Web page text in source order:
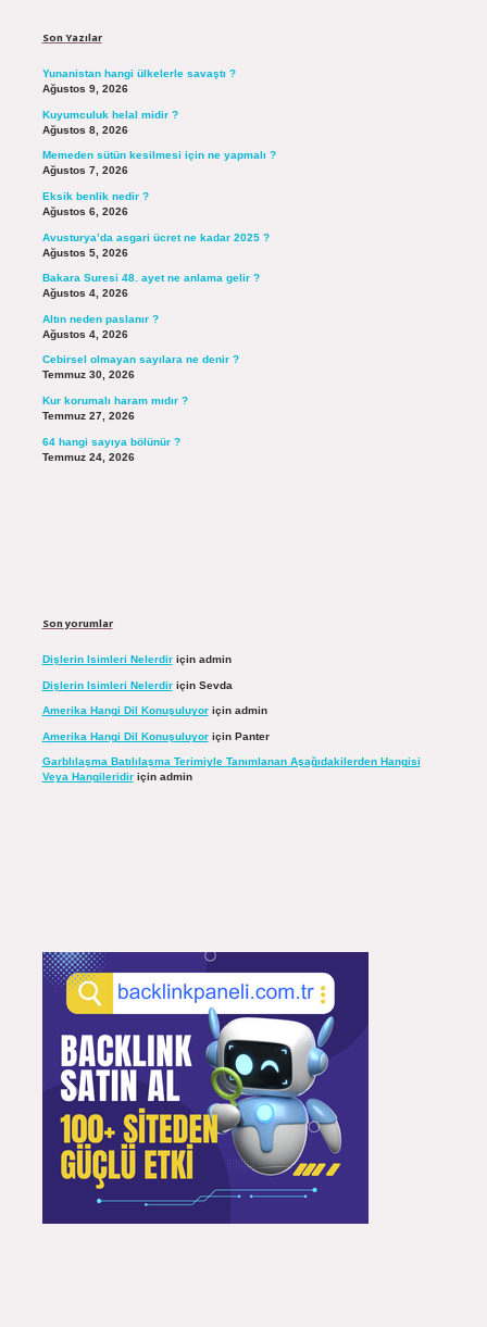
Son Yazılar
Yunanistan hangi ülkelerle savaştı ?
Ağustos 9, 2026
Kuyumculuk helal midir ?
Ağustos 8, 2026
Memeden sütün kesilmesi için ne yapmalı ?
Ağustos 7, 2026
Eksik benlik nedir ?
Ağustos 6, 2026
Avusturya’da asgari ücret ne kadar 2025 ?
Ağustos 5, 2026
Bakara Suresi 48. ayet ne anlama gelir ?
Ağustos 4, 2026
Altın neden paslanır ?
Ağustos 4, 2026
Cebirsel olmayan sayılara ne denir ?
Temmuz 30, 2026
Kur korumalı haram mıdır ?
Temmuz 27, 2026
64 hangi sayıya bölünür ?
Temmuz 24, 2026
Son yorumlar
Dişlerin Isimleri Nelerdiriçin admin
Dişlerin Isimleri Nelerdiriçin Sevda
Amerika Hangi Dil Konuşuluyoriçin admin
Amerika Hangi Dil Konuşuluyoriçin Panter
Garblılaşma Batılılaşma Terimiyle Tanımlanan Aşağıdakilerden Hangisi
Veya Hangileridiriçin admin